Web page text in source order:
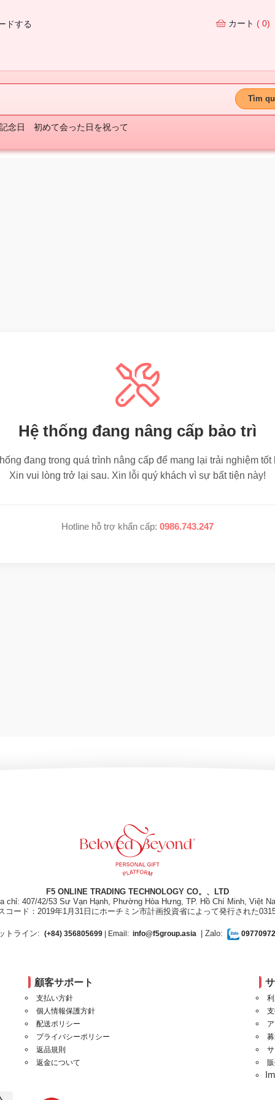
ドする カート ( 0)
Tìm
念日 初めて会った日を祝って
Hệ thống đang nâng cấp bảo trì
đang trong quá trình nâng cấp để mang lại trải nghiệm tốt
Xin vui lòng trở lại sau. Xin lỗi quý khách vì sự bất tiện này!
Hotline hỗ trợ khẩn cấp: 0986.743.247
F5 ONLINE TRADING TECHNOLOGY CO。、LTD
chỉ: 407/42/53 Sư Vạn Hạnh, Phường Hòa Hưng, TP. Hồ Chí Minh, Việt
コード：2019年1月31日にホーチミン市計画投資省によって発行された
トライン: (+84) 356805699| Email: info@f5group.asia | Zalo:
顧客サポート
支払い方針
個人情報保護方針
配送ポリシー
プライバシーポリシー
返品規則
返金について